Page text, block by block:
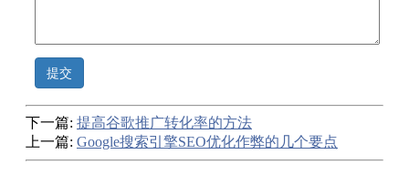
提交
下一篇: 提高谷歌推广转化率的方法
上一篇: Google搜索引擎SEO优化作弊的几个要点